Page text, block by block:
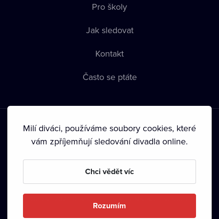
Pro školy
Jak sledovat
Kontakt
Často se ptáte
Podmínky používání • Ochrana soukromí • Zásady používání
• Autorská práva•
Milí diváci, používáme soubory cookies, které
vám zpříjemňují sledování divadla online.
Chci vědět víc
Rozumím